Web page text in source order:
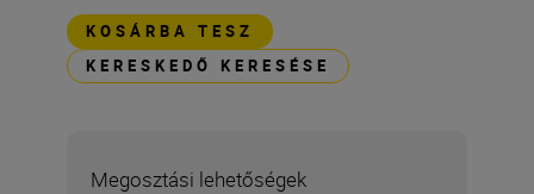
KOSÁRBA TESZ
KERESKEDŐ KERESÉSE
Megosztási lehetőségek